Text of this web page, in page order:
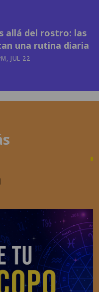
allá del rostro: las
una rutina diaria
JUL 22